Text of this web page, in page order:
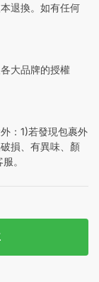
退換。如有任何
大品牌的授權
：1)若發現包裹外
損、有異味、顏
。